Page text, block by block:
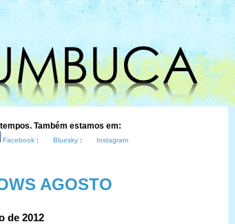
Também estamos em:
Facebook : Bluesky : Instagram
AGOSTO
de 2012